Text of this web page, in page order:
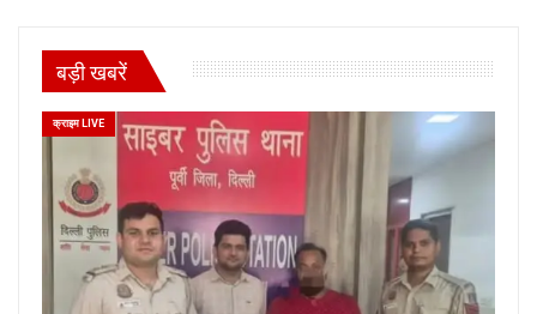
बड़ी खबरें
क्राइम LIVE